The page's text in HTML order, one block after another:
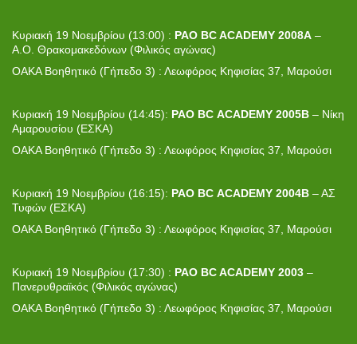
Κυριακή 19 Νοεμβρίου (13:00) : PAO BC ACADEMY 2008A –
Α.Ο. Θρακομακεδόνων (Φιλικός αγώνας)
ΟΑΚΑ Βοηθητικό (Γήπεδο 3) : Λεωφόρος Κηφισίας 37, Μαρούσι
Κυριακή 19 Νοεμβρίου (14:45): PAO BC ACADEMY 2005Β – Νίκη
Αμαρουσίου (ΕΣΚΑ)
ΟΑΚΑ Βοηθητικό (Γήπεδο 3) : Λεωφόρος Κηφισίας 37, Μαρούσι
Κυριακή 19 Νοεμβρίου (16:15): PAO BC ACADEMY 2004Β – ΑΣ
Τυφών (ΕΣΚΑ)
ΟΑΚΑ Βοηθητικό (Γήπεδο 3) : Λεωφόρος Κηφισίας 37, Μαρούσι
Κυριακή 19 Νοεμβρίου (17:30) : PAO BC ACADEMY 2003 –
Πανερυθραϊκός (Φιλικός αγώνας)
ΟΑΚΑ Βοηθητικό (Γήπεδο 3) : Λεωφόρος Κηφισίας 37, Μαρούσι